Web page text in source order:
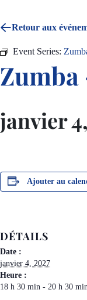
Retour aux
Event Series:
Zumba
janvier
Ajouter au
DÉTAILS
Date :
janvier 4, 2027
Heure :
18 h 30 min - 20 h 30 min